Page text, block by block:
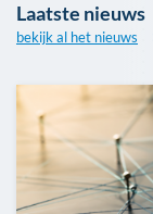
Laatste nieuws
bekijk al het nieuws
Afbeelding